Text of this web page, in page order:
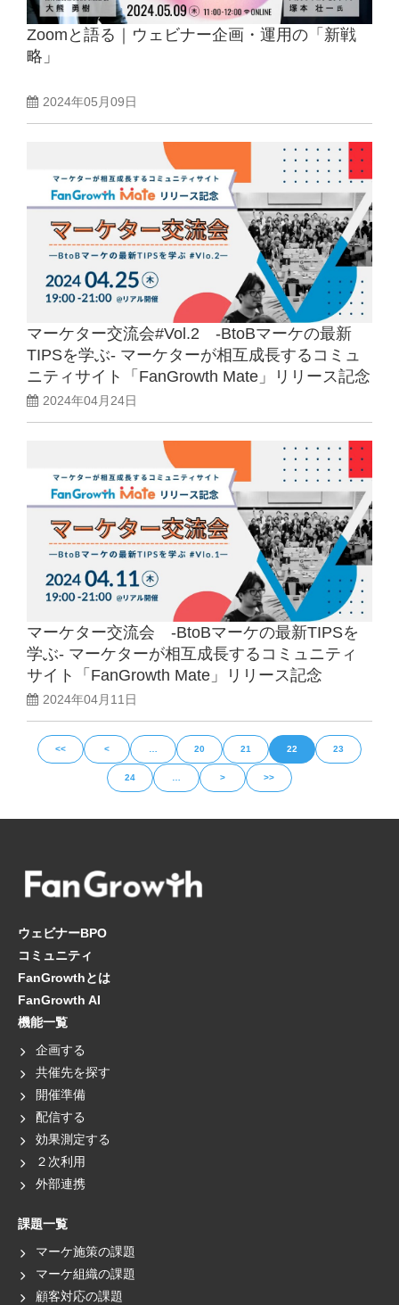
Zoomと語る｜ウェビナー企画・運用の「新戦
略」
2024年05月09日
マーケター交流会#Vol.2 -BtoBマーケの最新
TIPSを学ぶ- マーケターが相互成長するコミュ
ニティサイト「FanGrowth Mate」リリース記念
2024年04月24日
マーケター交流会 -BtoBマーケの最新TIPSを
学ぶ- マーケターが相互成長するコミュニティ
サイト「FanGrowth Mate」リリース記念
2024年04月11日
<< < 20 21 22 23
24 > >>
ウェビナーBPO
コミュニティ
FanGrowthとは
FanGrowth AI
機能一覧
企画する
共催先を探す
開催準備
配信する
効果測定する
２次利用
外部連携
課題一覧
マーケ施策の課題
マーケ組織の課題
顧客対応の課題